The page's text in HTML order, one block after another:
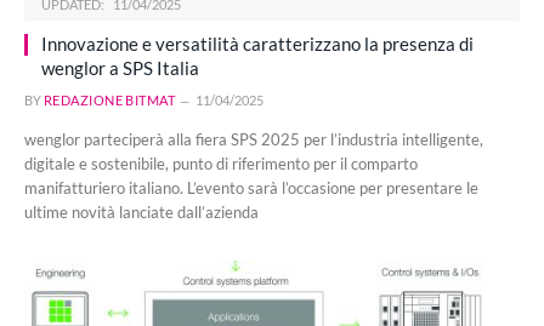
UPDATED: 11/04/2025
Innovazione e versatilità caratterizzano la presenza di
wenglor a SPS Italia
BY REDAZIONE BITMAT 11/04/2025
wenglor parteciperà alla fiera SPS 2025 per l’industria intelligente,
digitale e sostenibile, punto di riferimento per il comparto
manifatturiero italiano. L’evento sarà l’occasione per presentare le
ultime novità lanciate dall’azienda